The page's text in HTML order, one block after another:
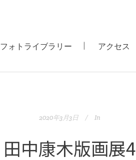
フォトライブラリー アクセス
2020年3月3日 In
田中康木版画展4